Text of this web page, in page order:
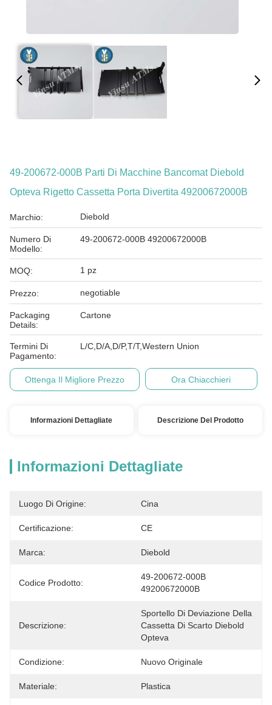
49-200672-000B Parti Di Macchine Bancomat Diebold
Opteva Rigetto Cassetta Porta Divertita 49200672000B
Marchio: Diebold
Numero Di
Modello:
49-200672-000B 49200672000B
MOQ: 1 pz
Prezzo: negotiable
Packaging
Details:
Cartone
Termini Di
Pagamento:
L/C,D/A,D/P,T/T,Western Union
Ottenga Il Migliore Prezzo Ora Chiacchieri
Informazioni Dettagliate Descrizione Del Prodotto
Informazioni Dettagliate
Luogo Di Origine: Cina
Certificazione: CE
Marca: Diebold
Codice Prodotto:
49-200672-000B
49200672000B
Descrizione:
Sportello Di Deviazione Della
Cassetta Di Scarto Diebold
Opteva
Condizione: Nuovo Originale
Materiale: Plastica